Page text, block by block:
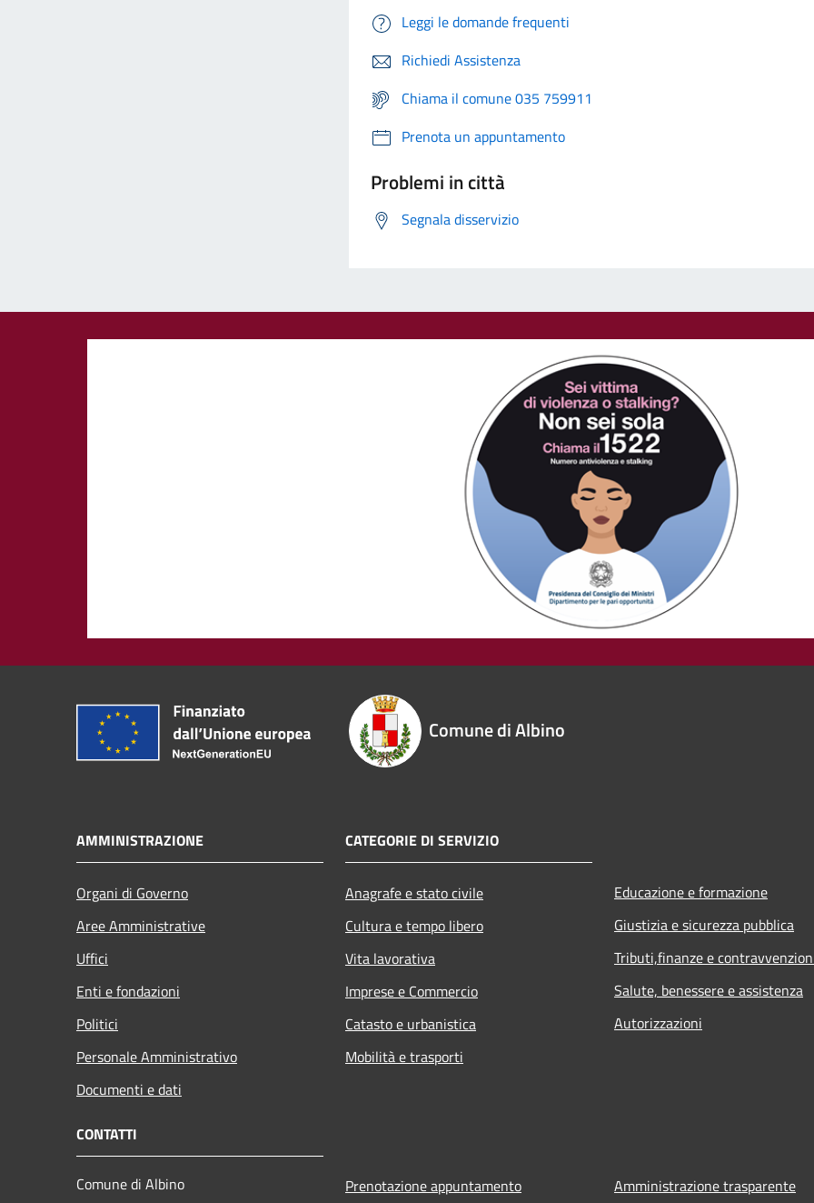
Leggi le domande frequenti
Richiedi Assistenza
Chiama il comune 035 759911
Prenota un appuntamento
Problemi in città
Segnala disservizio
Comune di Albino
AMMINISTRAZIONE
Organi di Governo
Aree Amministrative
Uffici
Enti e fondazioni
Politici
Personale Amministrativo
Documenti e dati
CATEGORIE DI SERVIZIO
Anagrafe e stato civile
Cultura e tempo libero
Vita lavorativa
Imprese e Commercio
Catasto e urbanistica
Mobilità e trasporti
Educazione e formazione
Giustizia e sicurezza pubblica
Tributi,finanze e
Salute, benessere e assistenza
Autorizzazioni
CONTATTI
Comune di Albino
Prenotazione appuntamento Amministrazione trasparente